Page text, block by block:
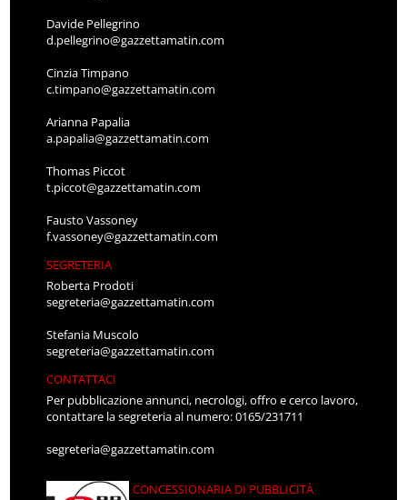
Davide Pellegrino
d.pellegrino@gazzettamatin.com
Cinzia Timpano
c.timpano@gazzettamatin.com
Arianna Papalia
a.papalia@gazzettamatin.com
Thomas Piccot
t.piccot@gazzettamatin.com
Fausto Vassoney
f.vassoney@gazzettamatin.com
SEGRETERIA
Roberta Prodoti
segreteria@gazzettamatin.com
Stefania Muscolo
segreteria@gazzettamatin.com
CONTATTACI
Per pubblicazione annunci, necrologi, offro e cerco lavoro,
contattare la segreteria al numero: 0165/231711
segreteria@gazzettamatin.com
CONCESSIONARIA DI PUBBLICITÀ